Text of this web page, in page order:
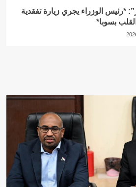
*رئيس الوزراء يجري زيارة تفقدية
بسوبا*